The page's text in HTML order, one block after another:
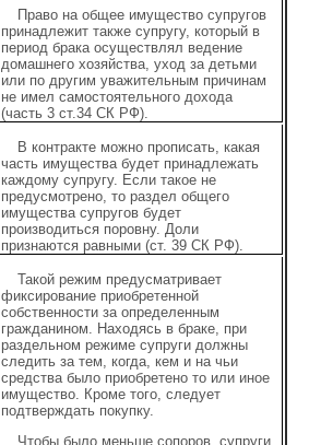
Право на общее имущество супругов
принадлежит также супругу, который в
период брака осуществлял ведение
домашнего хозяйства, уход за детьми
или по другим уважительным причинам
не имел самостоятельного дохода
(часть 3 ст.34 СК РФ).
В контракте можно прописать, какая
часть имущества будет принадлежать
каждому супругу. Если такое не
предусмотрено, то раздел общего
имущества супругов будет
производиться поровну. Доли
признаются равными (ст. 39 СК РФ).
Такой режим предусматривает
фиксирование приобретенной
собственности за определенным
гражданином. Находясь в браке, при
раздельном режиме супруги должны
следить за тем, когда, кем и на чьи
средства было приобретено то или иное
имущество. Кроме того, следует
подтверждать покупку.
Чтобы было меньше сопоров, супруги